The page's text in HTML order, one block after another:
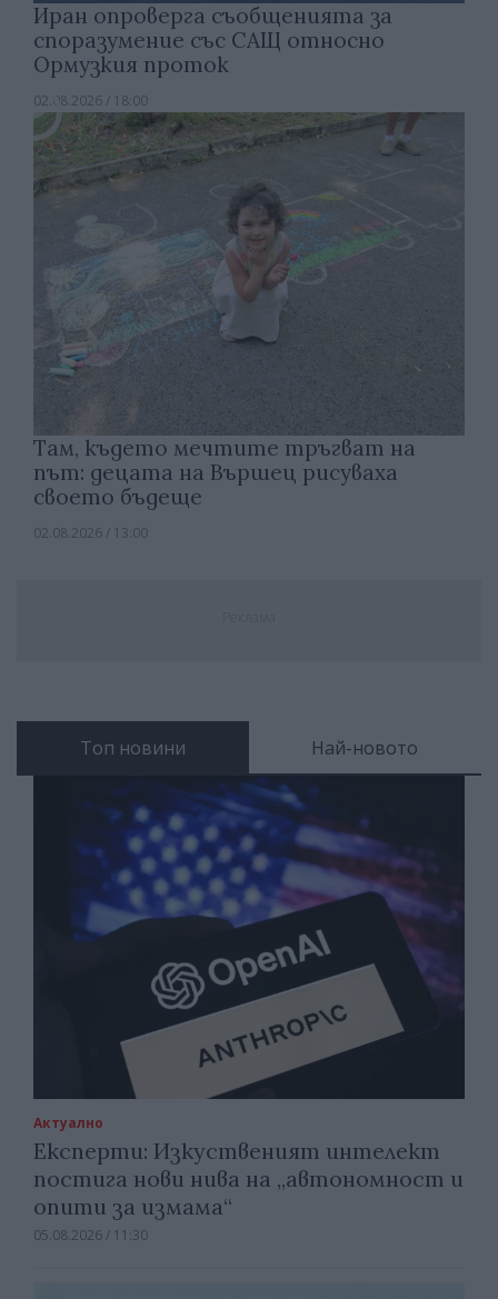
Иран опроверга съобщенията за
споразумение със САЩ относно
Ормузкия проток
02.08.2026 / 18:00
Там, където мечтите тръгват на
път: децата на Вършец рисуваха
своето бъдеще
02.08.2026 / 13:00
Топ новини Най-новото
Актуално
Експерти: Изкуственият интелект
постига нови нива на „автономност и
опити за измама“
05.08.2026 / 11:30